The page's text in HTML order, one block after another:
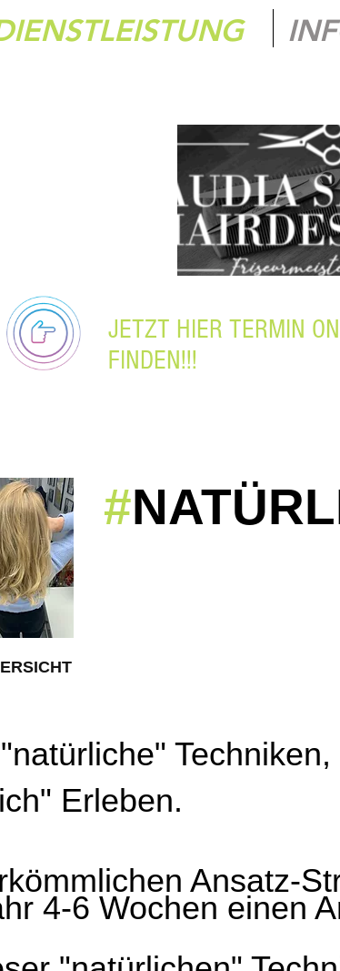
JETZT HIER TERMIN
FINDEN!!!
#
Erleben.
Ansatz-
4-6 Wochen einen